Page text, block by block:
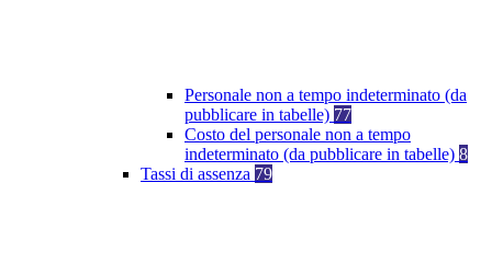
Personale non a tempo indeterminato (da
pubblicare in tabelle) 77
Costo del personale non a tempo
indeterminato (da pubblicare in tabelle) 8
Tassi di assenza 79